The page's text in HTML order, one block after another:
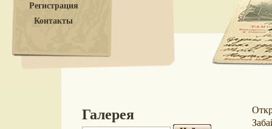
Регистрация
Контакты
Галерея